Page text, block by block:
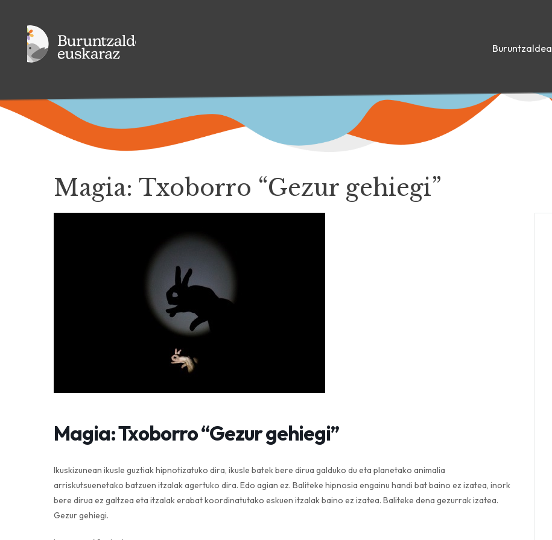
Buruntzaldea
Magia: Txoborro “Gezur gehiegi”
Magia: Txoborro “Gezur gehiegi”
​​​​​​​Ikuskizunean ikusle guztiak hipnotizatuko dira, ikusle batek bere dirua galduko du eta planetako animalia
arriskutsuenetako batzuen itzalak agertuko dira. Edo agian ez. Baliteke hipnosia engainu handi bat baino ez izatea, inork
bere dirua ez galtzea eta itzalak erabat koordinatutako eskuen itzalak baino ez izatea. Baliteke dena gezurrak izatea.
Gezur gehiegi.